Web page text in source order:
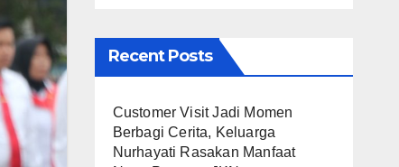
Recent Posts
Customer Visit Jadi Momen
Berbagi Cerita, Keluarga
Nurhayati Rasakan Manfaat